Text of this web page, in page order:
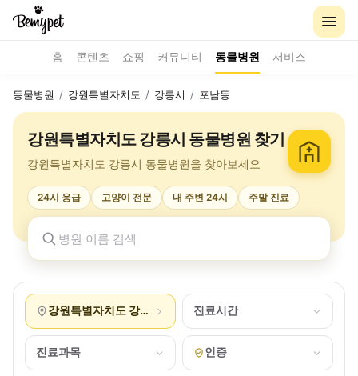
홈 콘텐츠 쇼핑 커뮤니티 동물병원 서비스
동물병원 / 강원특별자치도 / 강릉시 / 포남동
강원특별자치도 강릉시 동물병원 찾기
강원특별자치도 강릉시 동물병원을 찾아보세요
24시 응급 고양이 전문 내 주변 24시 주말 진료
강원특별자치도 강릉시 포남동진료시간
진료과목 인증